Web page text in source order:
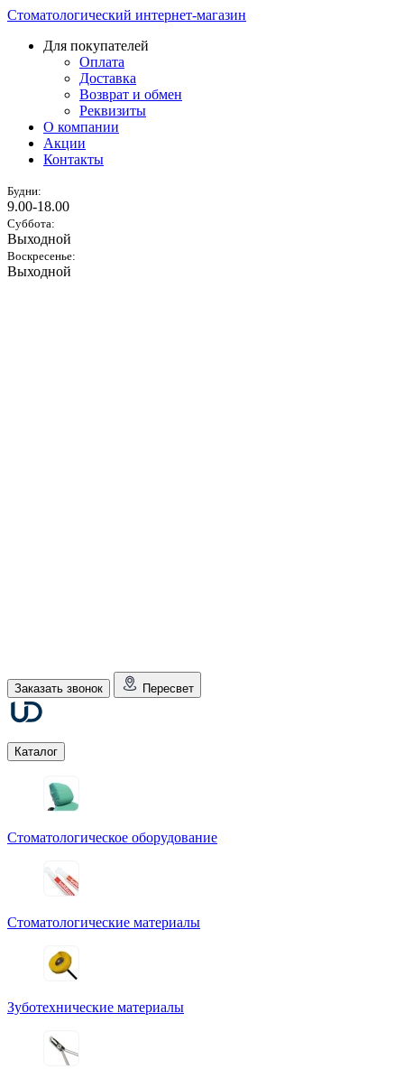
Стоматологический интернет-магазин
Для покупателей
Оплата
Доставка
Возврат и обмен
Реквизиты
О компании
Акции
Контакты
Будни:
9.00-18.00
Суббота:
Выходной
Воскресенье:
Выходной
Заказать звонок Пересвет
Каталог
Стоматологическое оборудование
Стоматологические материалы
Зуботехнические материалы